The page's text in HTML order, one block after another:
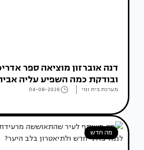
דנה אוברזון מוציאה ספר
ובודקת כמה השפיע עליה
מערכת בית ונוי 04-08-2026
מה חדש